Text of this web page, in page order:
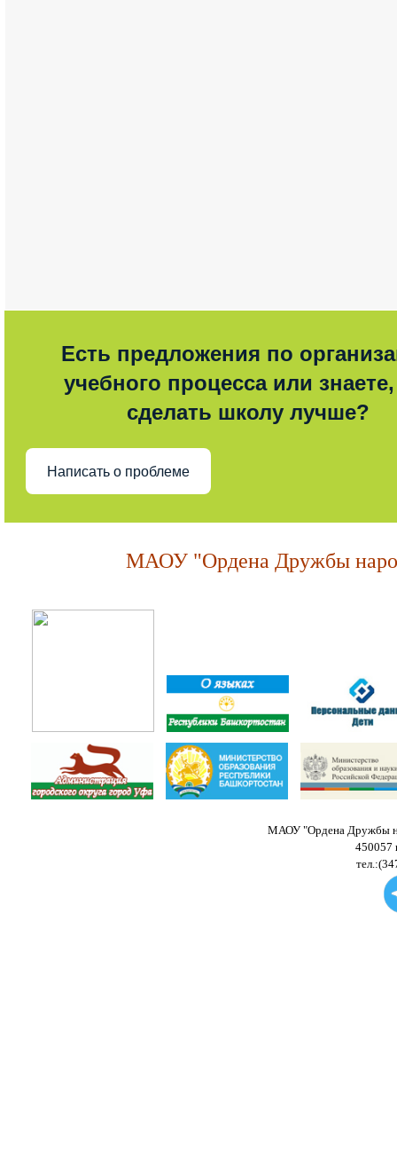
Есть предложения по
учебного процесса или знаете,
сделать школу лучше?
Написать о проблеме
МАОУ "Ордена Дружбы
МАОУ "Ордена Дружбы
450057